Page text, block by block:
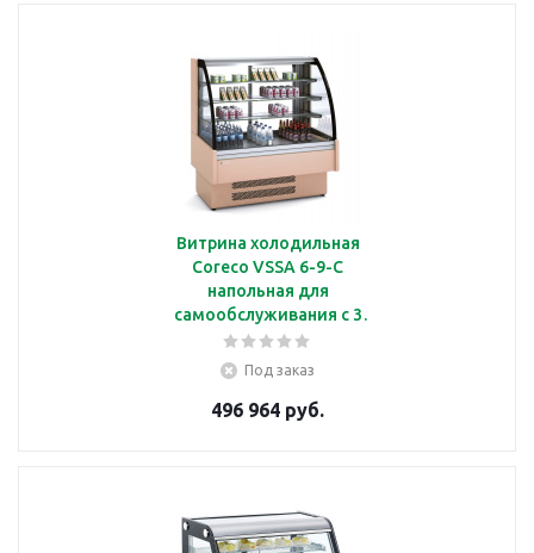
Витрина холодильная
Coreco VSSA 6-9-C
напольная для
самообслуживания с 3
полками, с подсветкой
Под заказ
496 964 руб.